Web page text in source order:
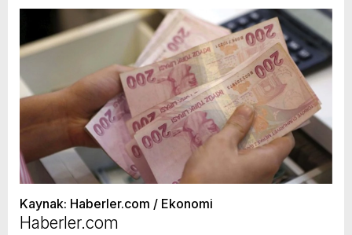
Kaynak: Haberler.com / Ekonomi
Haberler.com